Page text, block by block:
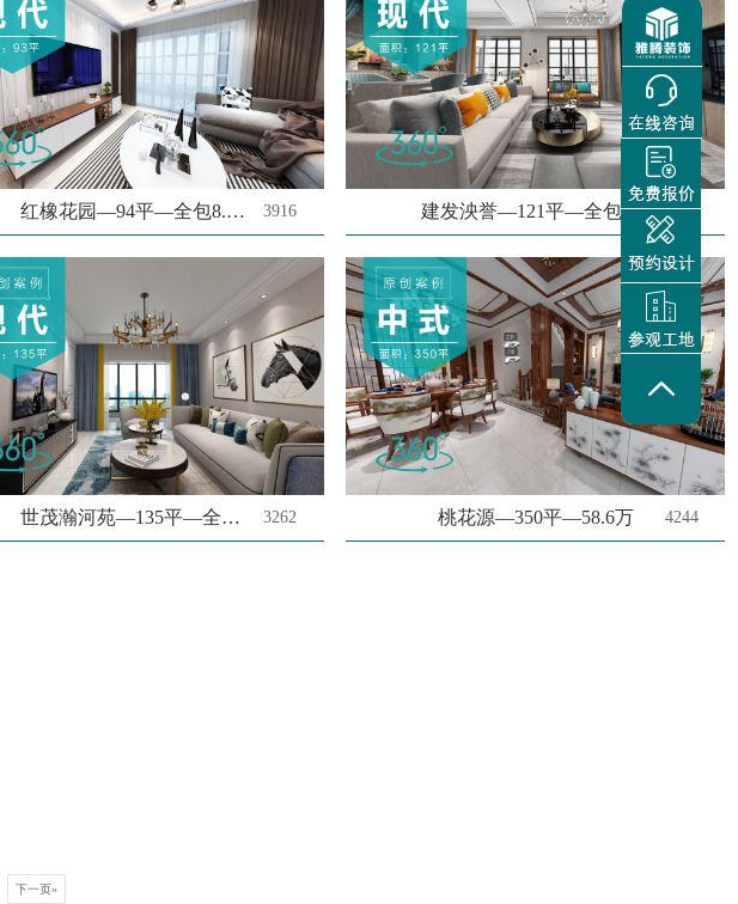
红橡花园—94平—全包8.7万 3916 建发泱誉—121平—全包13.2万 415
世茂瀚河苑—135平—全包14.9万 3262 桃花源—350平—58.6万 4244
下一页»